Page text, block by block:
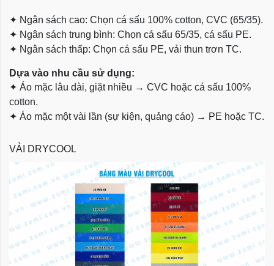
✦ Ngân sách cao: Chọn cá sấu 100% cotton, CVC (65/35).
✦ Ngân sách trung bình: Chọn cá sấu 65/35, cá sấu PE.
✦ Ngân sách thấp: Chọn cá sấu PE, vải thun trơn TC.
Dựa vào nhu cầu sử dụng:
✦ Áo mặc lâu dài, giặt nhiều → CVC hoặc cá sấu 100%
cotton.
✦ Áo mặc một vài lần (sự kiện, quảng cáo) → PE hoặc TC.
VẢI DRYCOOL